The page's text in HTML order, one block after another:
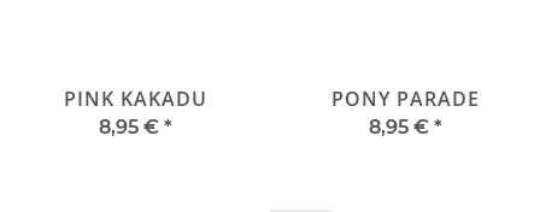
PINK KAKADU
8,95 € *
PONY PARADE
8,95 € *